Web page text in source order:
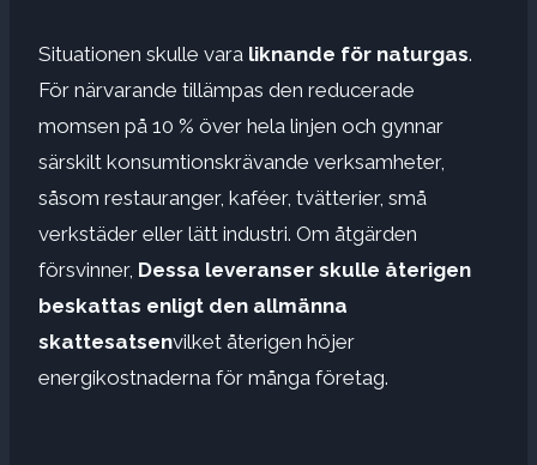
Situationen skulle vara liknande för naturgas.
För närvarande tillämpas den reducerade
momsen på 10 % över hela linjen och gynnar
särskilt konsumtionskrävande verksamheter,
såsom restauranger, kaféer, tvätterier, små
verkstäder eller lätt industri. Om åtgärden
försvinner, Dessa leveranser skulle återigen
beskattas enligt den allmänna
skattesatsenvilket återigen höjer
energikostnaderna för många företag.